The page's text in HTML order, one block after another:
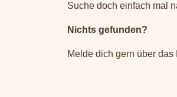
Suche doch einfach mal
Nichts gefunden?
Melde dich gern über